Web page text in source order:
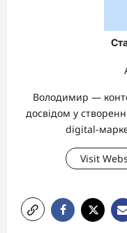
Володимир —
досвідом у
digital-
Visit